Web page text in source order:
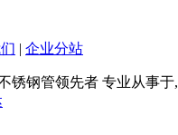
| 企业分站
锈钢管领先者 专业从事于,